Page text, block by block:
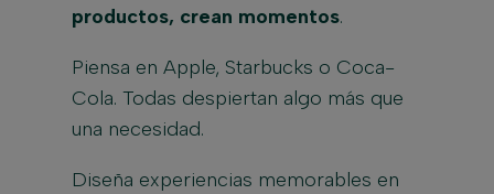
productos, crean momentos.
Piensa en Apple, Starbucks o Coca-
Cola. Todas despiertan algo más que
una necesidad.
Diseña experiencias memorables en